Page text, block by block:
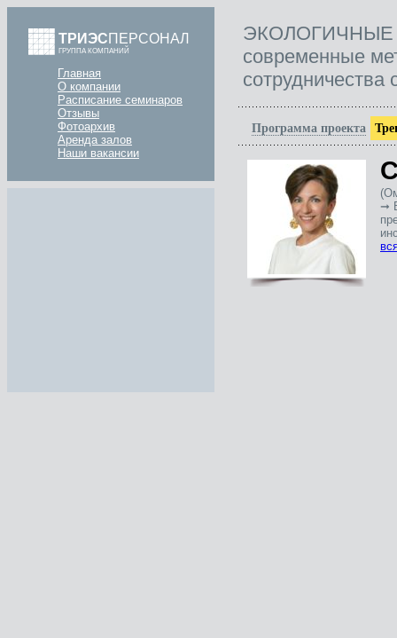
ТРИЭСПЕРСОНАЛ
ГРУППА КОМПАНИЙ
Главная
О компании
Расписание семинаров
Отзывы
Фотоархив
Аренда залов
Наши вакансии
современные
сотрудничества
Программа проекта
➞